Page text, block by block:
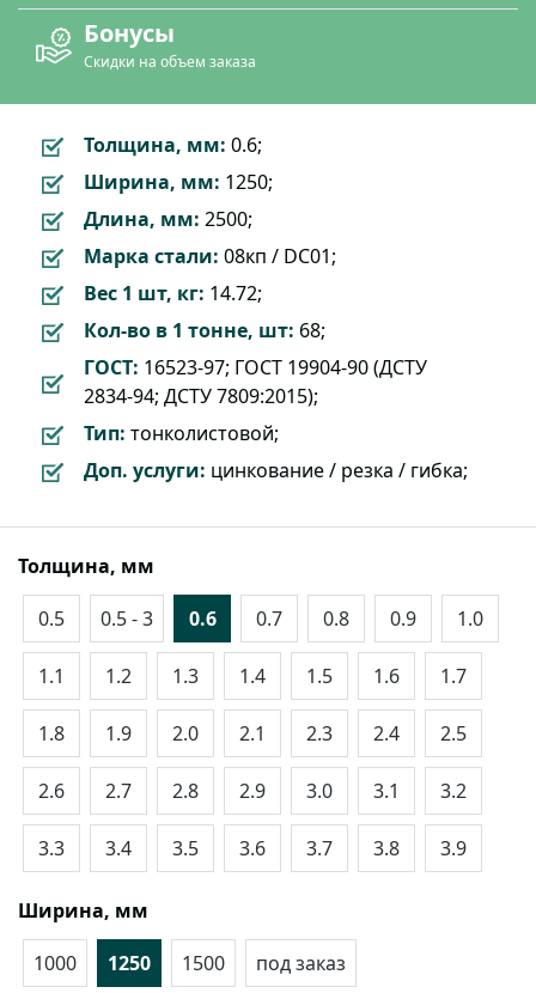
Бонусы
Скидки на объем заказа
Толщина, мм: 0.6;
Ширина, мм: 1250;
Длина, мм: 2500;
Марка стали: 08кп / DC01;
Вес 1 шт, кг: 14.72;
Кол-во в 1 тонне, шт: 68;
ГОСТ: 16523-97; ГОСТ 19904-90 (ДСТУ
2834-94; ДСТУ 7809:2015);
Тип: тонколистовой;
Доп. услуги: цинкование / резка / гибка;
Толщина, мм
0.5
0.5 - 3 0.6 0.7 0.8 0.9 1.0
1.1 1.2 1.3 1.4 1.5 1.6 1.7
1.8 1.9 2.0 2.1 2.3 2.4 2.5
2.6 2.7 2.8 2.9 3.0 3.1 3.2
3.3 3.4 3.5 3.6 3.7 3.8 3.9
Ширина, мм
1000
1250 1500 под заказ